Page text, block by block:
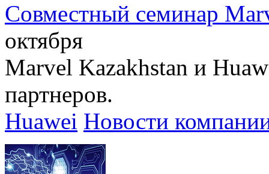
Совместный семинар
октября
Marvel Kazakhstan и
партнеров.
Huawei Новости